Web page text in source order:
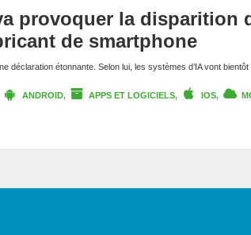
provoquer la disparition
de smartphone
déclaration étonnante. Selon lui, les systèmes d’IA vont
ANDROID, APPS ET LOGICIELS, IOS,